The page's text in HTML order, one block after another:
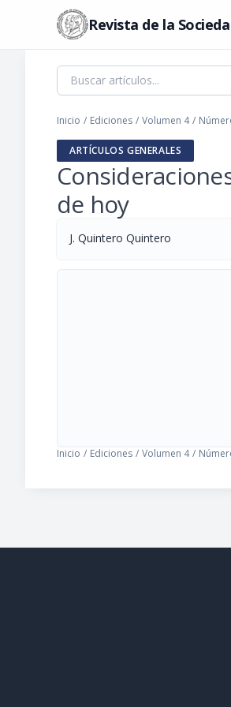
Revista de la
Inicio / Ediciones / Volumen 4 /
ARTÍCULOS GENERALES
de hoy
J. Quintero Quintero
Inicio / Ediciones / Volumen 4 /